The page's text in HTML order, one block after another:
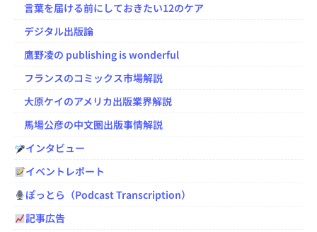
言葉を届ける前にしておきたい12のケア
デジタル出版論
鷹野凌の publishing is wonderful
フランスのコミックス市場解説
大原ケイのアメリカ出版業界解説
馬場公彦の中文圏出版事情解説
インタビュー
イベントレポート
ぽっとら（Podcast Transcription）
記事広告